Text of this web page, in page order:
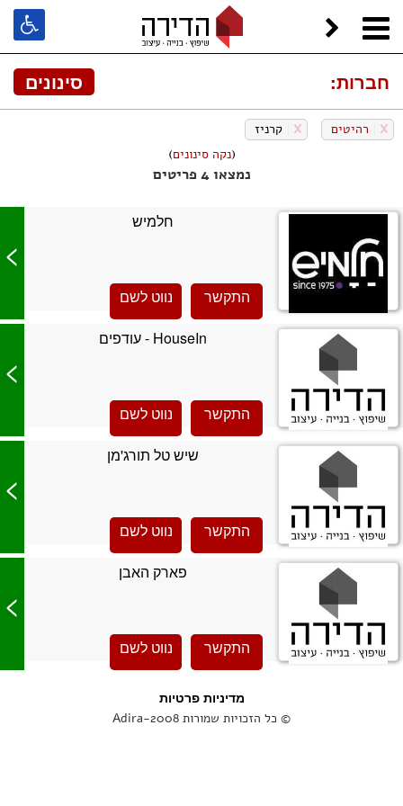
חברות: סינונים
X רהיטים X
קרניז
(נקה סינונים)
נמצאו 4 פריטים
חלמיש
התקשר נווט לשם
>
HouseIn - עודפים
התקשר נווט לשם
>
שיש טל תורג'מן
התקשר נווט לשם
>
פארק האבן
התקשר נווט לשם
>
מדיניות פרטיות
© כל הזכויות שמורות Adira-2008